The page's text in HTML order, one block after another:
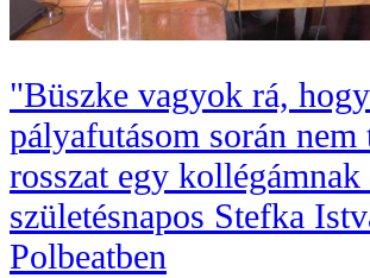
"Büszke vagyok rá, hogy
pályafutásom során nem
rosszat egy
születésnapos Stefka
Polbeatben